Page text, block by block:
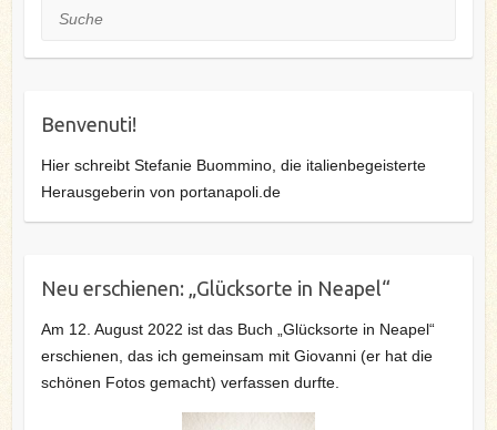
Suche
Benvenuti!
Hier schreibt Stefanie Buommino, die italienbegeisterte
Herausgeberin von portanapoli.de
Neu erschienen: „Glücksorte in Neapel“
Am 12. August 2022 ist das Buch „Glücksorte in Neapel“
erschienen, das ich gemeinsam mit Giovanni (er hat die
schönen Fotos gemacht) verfassen durfte.